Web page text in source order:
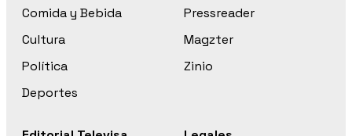
Comida y Bebida
Cultura
Política
Deportes
Pressreader
Magzter
Zinio